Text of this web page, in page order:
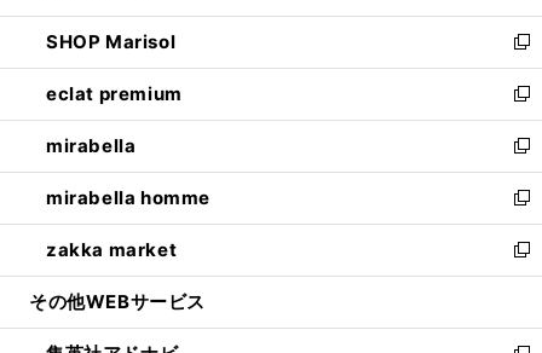
開
く
ウ
で
開
く
ン
ド
ウ
で
開
く
ウ
ィ
ン
ド
ウ
で
開
く
し
い
ウ
ィ
ン
ド
ウ
で
開
く
SHOP Marisol
新
し
い
ウ
ィ
ン
ド
ウ
で
開
eclat premium
新
し
い
ウ
ィ
ン
ド
ウ
開
mirabella
新
し
い
ウ
ィ
ン
ウ
mirabella homme
新
し
い
ウ
ン
zakka market
新
し
ウ
その他WEBサービス